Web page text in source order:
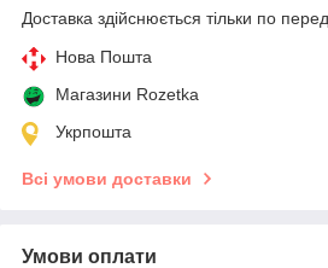
Доставка здійснюється тільки по
Нова Пошта
Магазини Rozetka
Укрпошта
Всі умови доставки
Умови оплати